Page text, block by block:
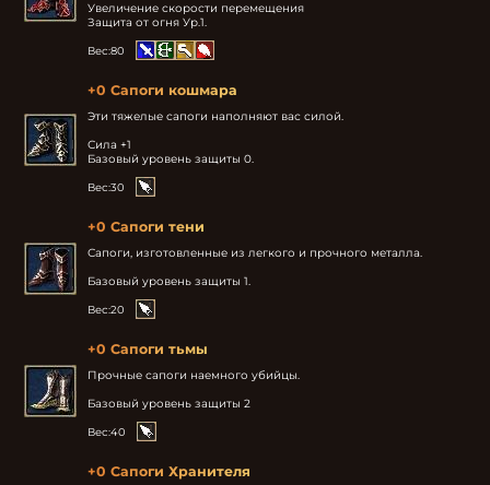
Увеличение скорости перемещения
Защита от огня Ур.1.
Вес:80
+0 Сапоги кошмара
Эти тяжелые сапоги наполняют вас силой.
Сила +1
Базовый уровень защиты 0.
Вес:30
+0 Сапоги тени
Сапоги, изготовленные из легкого и прочного металла.
Базовый уровень защиты 1.
Вес:20
+0 Сапоги тьмы
Прочные сапоги наемного убийцы.
Базовый уровень защиты 2
Вес:40
+0 Сапоги Хранителя